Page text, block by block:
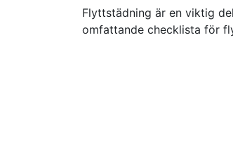
Flyttstädning är en viktig
omfattande checklista för